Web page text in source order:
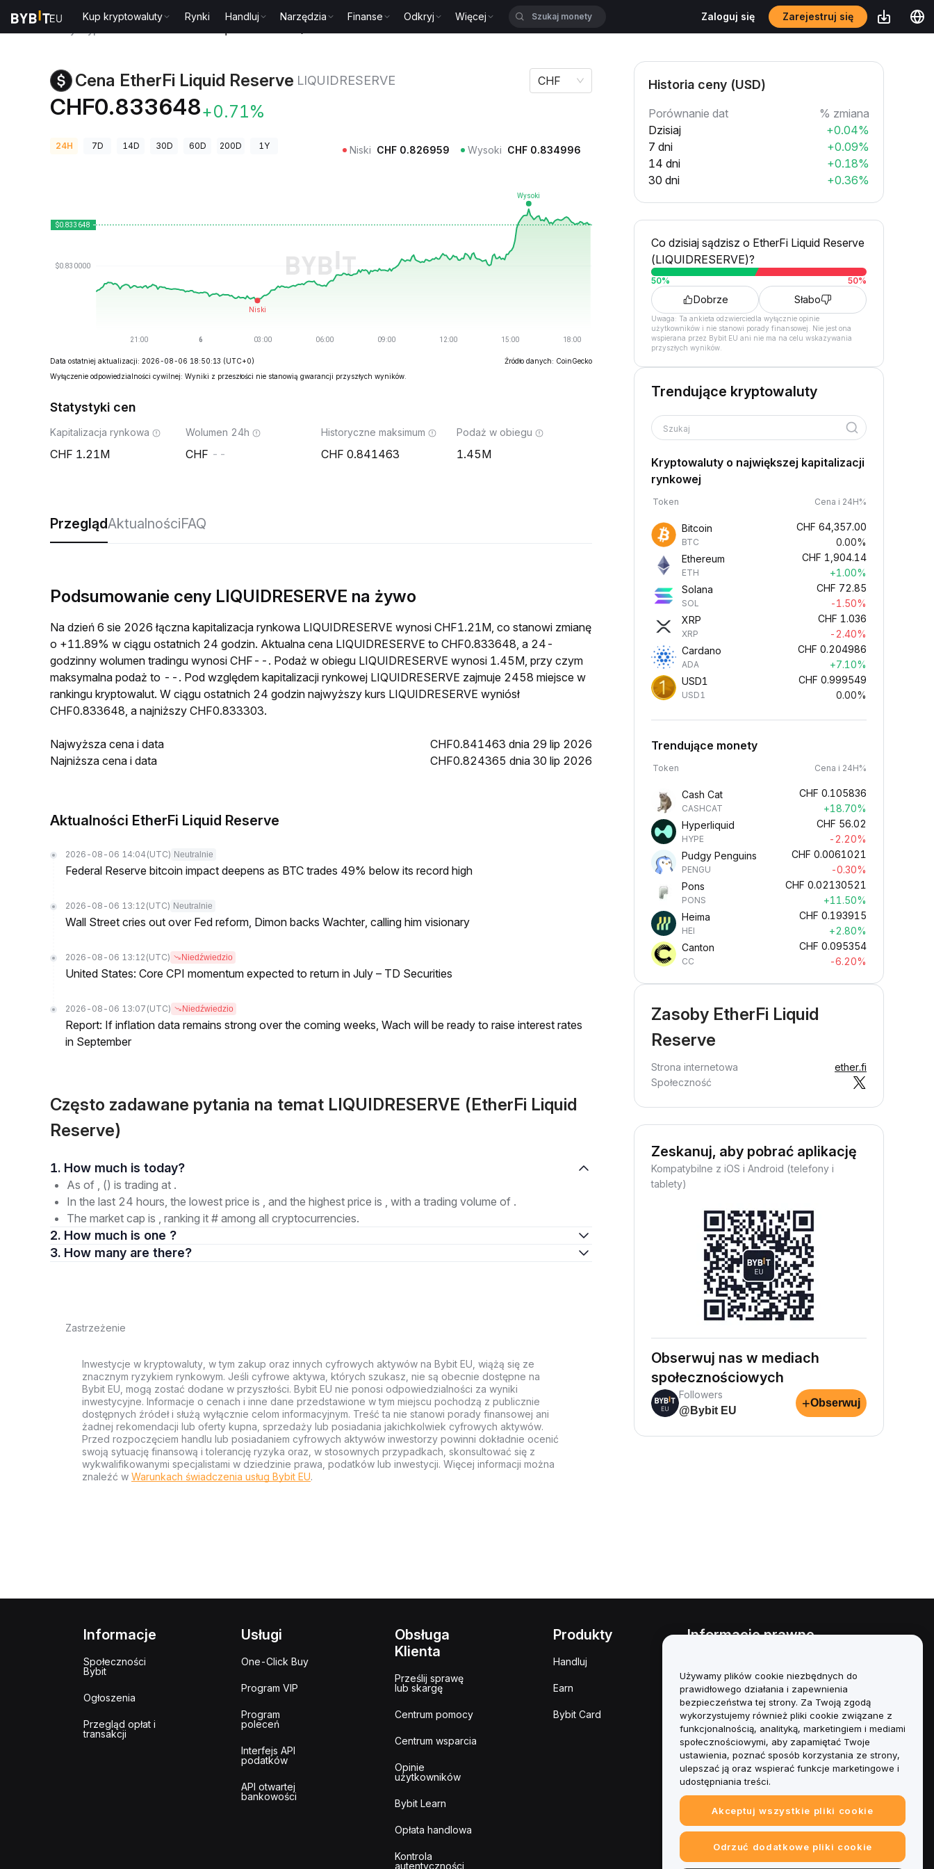
Kup kryptowaluty Rynki Handluj Narzędzia Finanse Odkryj Więcej Zaloguj się Zarejestruj się
Cena EtherFi Liquid Reserve LIQUIDRESERVE
CHF0.833648+0.71%
CHF
24H 7D 14D 30D 60D 200D 1Y Niski CHF 0.826959 Wysoki CHF 0.834996
Data ostatniej aktualizacji: 2026-08-06 18:50:13 (UTC+0)
Źródło danych: CoinGecko
Wyłączenie odpowiedzialności cywilnej: Wyniki z przeszłości nie stanowią gwarancji przyszłych wyników.
Statystyki cen
Kapitalizacja rynkowa
1.21M
Wolumen 24h
--
Historyczne maksimum
0.841463
Podaż w obiegu
1.45M
PrzeglądAktualnościFAQ
Podsumowanie ceny LIQUIDRESERVE na żywo
Na dzień 6 sie 2026 łączna kapitalizacja rynkowa LIQUIDRESERVE wynosi CHF1.21M, co stanowi zmianę
o +11.89% w ciągu ostatnich 24 godzin. Aktualna cena LIQUIDRESERVE to CHF0.833648, a 24-
godzinny wolumen tradingu wynosi CHF--. Podaż w obiegu LIQUIDRESERVE wynosi 1.45M, przy czym
maksymalna podaż to --. Pod względem kapitalizacji rynkowej LIQUIDRESERVE zajmuje 2458 miejsce w
rankingu kryptowalut. W ciągu ostatnich 24 godzin najwyższy kurs LIQUIDRESERVE wyniósł
CHF0.833648, a najniższy CHF0.833303.
Najwyższa cena i data
CHF0.841463 dnia 29 lip 2026
Najniższa cena i data
CHF0.824365 dnia 30 lip 2026
Aktualności EtherFi Liquid Reserve
2026-08-06 14:04 (UTC) Neutralnie
Federal Reserve bitcoin impact deepens as BTC trades 49% below its record high
2026-08-06 13:12 (UTC) Neutralnie
Wall Street cries out over Fed reform, Dimon backs Wachter, calling him visionary
2026-08-06 13:12 (UTC) Niedźwiedzio
United States: Core CPI momentum expected to return in July – TD Securities
2026-08-06 13:07 (UTC) Niedźwiedzio
Report: If inflation data remains strong over the coming weeks, Wach will be ready to raise interest rates
in September
Często zadawane pytania na temat LIQUIDRESERVE (EtherFi Liquid
Reserve)
1. How much is today?
As of , () is trading at .
In the last 24 hours, the lowest price is , and the highest price is , with a trading volume of .
The market cap is , ranking it # among all cryptocurrencies.
2. How much is one ?
3. How many are there?
Zastrzeżenie
Inwestycje w kryptowaluty, w tym zakup oraz innych cyfrowych aktywów na Bybit EU, wiążą się ze
znacznym ryzykiem rynkowym. Jeśli cyfrowe aktywa, których szukasz, nie są obecnie dostępne na
Bybit EU, mogą zostać dodane w przyszłości. Bybit EU nie ponosi odpowiedzialności za wyniki
inwestycyjne. Informacje o cenach i inne dane przedstawione w tym miejscu pochodzą z publicznie
dostępnych źródeł i służą wyłącznie celom informacyjnym. Treść ta nie stanowi porady finansowej ani
żadnej rekomendacji lub oferty kupna, sprzedaży lub posiadania jakichkolwiek cyfrowych aktywów.
Przed rozpoczęciem handlu lub posiadaniem cyfrowych aktywów inwestorzy powinni dokładnie ocenić
swoją sytuację finansową i tolerancję ryzyka oraz, w stosownych przypadkach, skonsultować się z
wykwalifikowanymi specjalistami w dziedzinie prawa, podatków lub inwestycji. Więcej informacji można
znaleźć w Warunkach świadczenia usług Bybit EU.
Historia ceny (USD)
Porównanie dat
% zmiana
Dzisiaj
+0.04%
7 dni
+0.09%
14 dni
+0.18%
30 dni
+0.36%
Co dzisiaj sądzisz o EtherFi Liquid Reserve
(LIQUIDRESERVE)?
50% 50%
Dobrze Słabo
Uwaga: Ta ankieta odzwierciedla wyłącznie opinie
użytkowników i nie stanowi porady finansowej. Nie jest ona
wspierana przez Bybit EU ani nie ma na celu wskazywania
przyszłych wyników.
Trendujące kryptowaluty
Szukaj
Kryptowaluty o największej kapitalizacji
rynkowej
Token Cena i 24H%
Bitcoin
BTC
CHF 64,357.00
0.00%
Ethereum
ETH
CHF 1,904.14
+1.00%
Solana
SOL
CHF 72.85
-1.50%
XRP
XRP
CHF 1.036
-2.40%
Cardano
ADA
CHF 0.204986
+7.10%
USD1
USD1
CHF 0.999549
0.00%
Trendujące monety
Token Cena i 24H%
Cash Cat
CASHCAT
CHF 0.105836
+18.70%
Hyperliquid
HYPE
CHF 56.02
-2.20%
Pudgy Penguins
PENGU
CHF 0.0061021
-0.30%
Pons
PONS
CHF 0.02130521
+11.50%
Heima
HEI
CHF 0.193915
+2.80%
Canton
CC
CHF 0.095354
-6.20%
Zasoby EtherFi Liquid
Reserve
Strona internetowa
ether.fi
Społeczność
Zeskanuj, aby pobrać aplikację
Kompatybilne z iOS i Android (telefony i
tablety)
Obserwuj nas w mediach
społecznościowych
Followers
@Bybit EU
+Obserwuj
Informacje
Społeczności
Bybit
Ogłoszenia
Przegląd opłat i
transakcji
Usługi
One-Click Buy
Program VIP
Program
poleceń
Interfejs API
podatków
API otwartej
bankowości
Obsługa
Klienta
Prześlij sprawę
lub skargę
Centrum pomocy
Centrum wsparcia
Opinie
użytkowników
Bybit Learn
Opłata handlowa
Kontrola
autentyczności
Produkty
Handluj
Earn
Bybit Card
Informacje prawne
interesów
Podsumowanie polityki
powiernictwa i zarządzania
Informacje ESG
Biuletyny informacyjne
kryptoaktywów
Używamy plików cookie niezbędnych do
prawidłowego działania i zapewnienia
bezpieczeństwa tej strony. Za Twoją zgodą
wykorzystujemy również pliki cookie związane z
funkcjonalnością, analityką, marketingiem i mediami
społecznościowymi, aby zapamiętać Twoje
ustawienia, poznać sposób korzystania ze strony,
ulepszać ją oraz wspierać funkcje marketingowe i
udostępniania treści.
Akceptuj wszystkie pliki cookie
Odrzuć dodatkowe pliki cookie